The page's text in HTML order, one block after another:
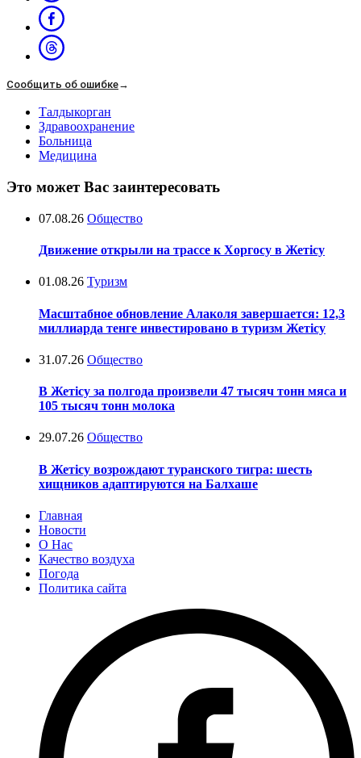
Сообщить об ошибке→
Талдыкорган
Здравоохранение
Больница
Медицина
Это может Вас заинтересовать
07.08.26 Общество
Движение открыли на трассе к Хоргосу в Жетісу
01.08.26 Туризм
Масштабное обновление Алаколя завершается: 12,3
миллиарда тенге инвестировано в туризм Жетісу
31.07.26 Общество
В Жетісу за полгода произвели 47 тысяч тонн мяса и
105 тысяч тонн молока
29.07.26 Общество
В Жетісу возрождают туранского тигра: шесть
хищников адаптируются на Балхаше
Главная
Новости
О Нас
Качество воздуха
Погода
Политика сайта